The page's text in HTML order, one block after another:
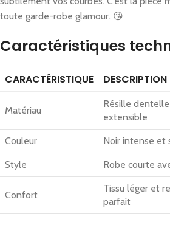
toute garde-robe glamour. 😘
Caractéristiques
CARACTÉRISTIQUE DESCRIPTION
Matériau
Résille
extensible
Couleur Noir intense et
Style Robe courte
Confort
Tissu léger et
parfait